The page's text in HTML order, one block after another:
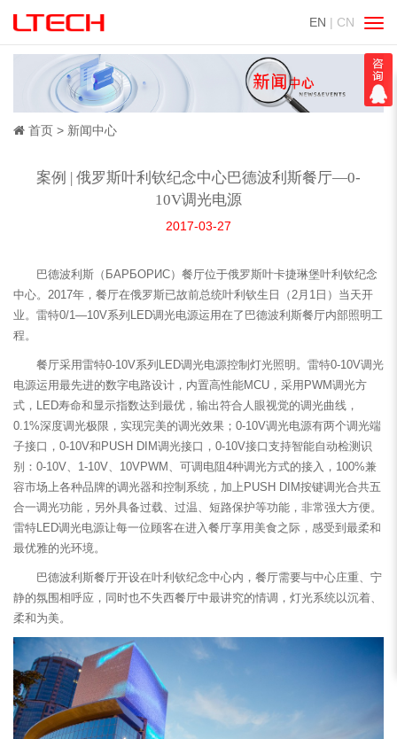
EN | CN
切
换
导
航
首页 新闻中心
案例 | 俄罗斯叶利钦纪念中心巴德波利斯餐厅—0-
10V调光电源
2017-03-27
巴德波利斯（БАРБОРИС）餐厅位于俄罗斯叶卡捷琳堡叶利钦纪念
中心。2017年，餐厅在俄罗斯已故前总统叶利钦生日（2月1日）当天开
业。雷特0/1—10V系列LED调光电源运用在了巴德波利斯餐厅内部照明工
程。
餐厅采用雷特0-10V系列LED调光电源控制灯光照明。雷特0-10V调光
电源运用最先进的数字电路设计，内置高性能MCU，采用PWM调光方
式，LED寿命和显示指数达到最优，输出符合人眼视觉的调光曲线，
0.1%深度调光极限，实现完美的调光效果；0-10V调光电源有两个调光端
子接口，0-10V和PUSH DIM调光接口，0-10V接口支持智能自动检测识
别：0-10V、1-10V、10VPWM、可调电阻4种调光方式的接入，100%兼
容市场上各种品牌的调光器和控制系统，加上PUSH DIM按键调光合共五
合一调光功能，另外具备过载、过温、短路保护等功能，非常强大方便。
雷特LED调光电源让每一位顾客在进入餐厅享用美食之际，感受到最柔和
最优雅的光环境。
巴德波利斯餐厅开设在叶利钦纪念中心内，餐厅需要与中心庄重、宁
静的氛围相呼应，同时也不失西餐厅中最讲究的情调，灯光系统以沉着、
柔和为美。